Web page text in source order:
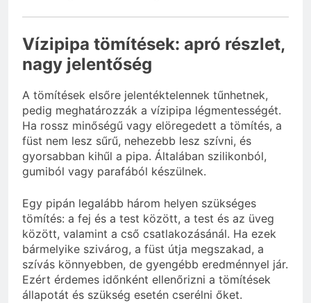
Vízipipa tömítések: apró részlet,
nagy jelentőség
A tömítések elsőre jelentéktelennek tűnhetnek,
pedig meghatározzák a vízipipa légmentességét.
Ha rossz minőségű vagy elöregedett a tömítés, a
füst nem lesz sűrű, nehezebb lesz szívni, és
gyorsabban kihűl a pipa. Általában szilikonból,
gumiból vagy parafából készülnek.
Egy pipán legalább három helyen szükséges
tömítés: a fej és a test között, a test és az üveg
között, valamint a cső csatlakozásánál. Ha ezek
bármelyike szivárog, a füst útja megszakad, a
szívás könnyebben, de gyengébb eredménnyel jár.
Ezért érdemes időnként ellenőrizni a tömítések
állapotát és szükség esetén cserélni őket.